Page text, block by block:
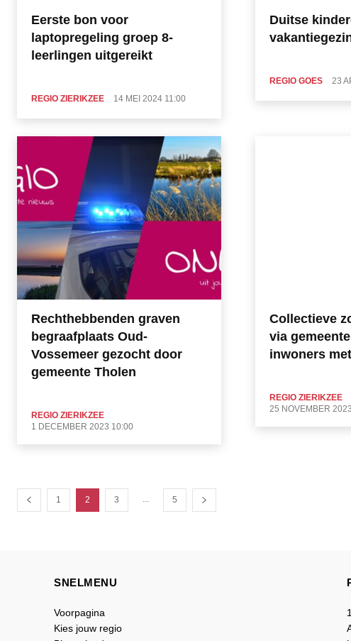
Eerste bon voor
laptopregeling groep 8-
leerlingen uitgereikt
REGIO ZIERIKZEE 14 MEI 2024 11:00
Duitse
REGIO GOES 23
Rechthebbenden graven
begraafplaats Oud-
Vossemeer gezocht door
gemeente Tholen
REGIO ZIERIKZEE
1 DECEMBER 2023 10:00
Collectieve
via
inwoners
REGIO ZIERIKZEE
25 NOVEMBER
1 2 3 ... 5
SNELMENU
Voorpagina
Kies jouw regio